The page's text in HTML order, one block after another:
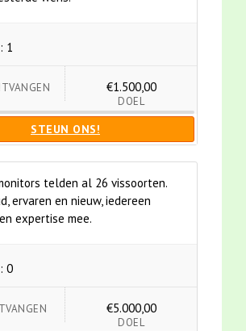
1
€1.500,00
DOEL
STEUN ONS!
telden al 26 vissoorten.
ervaren en nieuw, iedereen
expertise mee.
0
€5.000,00
DOEL